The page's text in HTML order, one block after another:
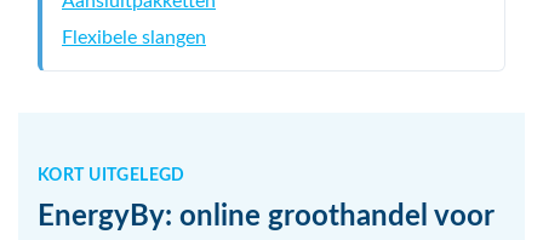
Flexibele slangen
KORT UITGELEGD
EnergyBy: online groothandel voor